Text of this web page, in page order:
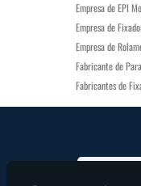
Empresa de EPI
Empresa de
Empresa de
Fabricante de
Fabricantes de
Fornecedor de
Parafusos em